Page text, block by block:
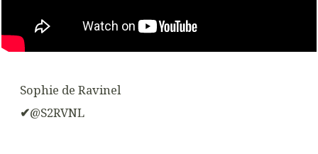
Sophie de Ravinel
✔@S2RVNL